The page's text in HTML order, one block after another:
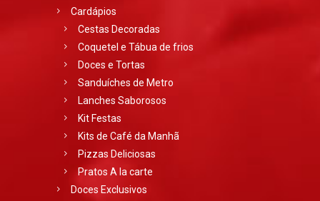
Cardápios
Cestas Decoradas
Coquetel e Tábua de frios
Doces e Tortas
Sanduíches de Metro
Lanches Saborosos
Kit Festas
Kits de Café da Manhã
Pizzas Deliciosas
Pratos A la carte
Doces Exclusivos